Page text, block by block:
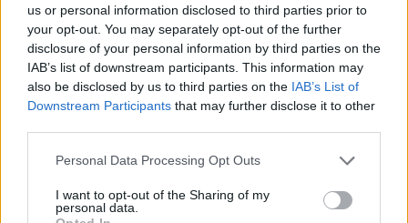
us or personal information disclosed to third parties prior to
your opt-out. You may separately opt-out of the further
disclosure of your personal information by third parties on the
IAB’s list of downstream participants. This information may
also be disclosed by us to third parties on the IAB’s List of
Downstream Participants that may further disclose it to other
Personal Data Processing Opt Outs
I want to opt-out of the Sharing of my
personal data.
ZOBACZ INNE DYSKUSJE
Dziwne plamienia
Witam 3 miesiące temu urodziłam dziecko. W